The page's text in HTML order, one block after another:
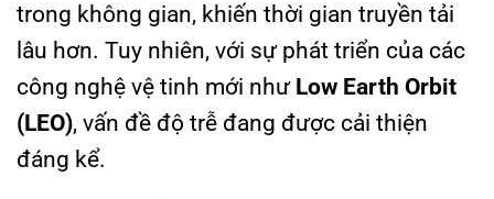
trong không gian, khiến thời gian truyền tải
lâu hơn. Tuy nhiên, với sự phát triển của các
công nghệ vệ tinh mới như Low Earth Orbit
(LEO), vấn đề độ trễ đang được cải thiện
đáng kể.